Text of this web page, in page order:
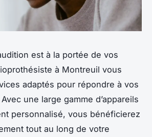
est à la portée de vos
à Montreuil vous
adaptés pour répondre à vos
une large gamme d’appareils
personnalisé, vous bénéficierez
tout au long de votre